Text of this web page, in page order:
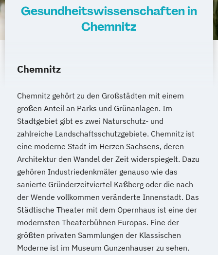
Gesundheitswissenschaften in
Chemnitz
Chemnitz
Chemnitz gehört zu den Großstädten mit einem
großen Anteil an Parks und Grünanlagen. Im
Stadtgebiet gibt es zwei Naturschutz- und
zahlreiche Landschaftsschutzgebiete. Chemnitz ist
eine moderne Stadt im Herzen Sachsens, deren
Architektur den Wandel der Zeit widerspiegelt. Dazu
gehören Industriedenkmäler genauso wie das
sanierte Gründerzeitviertel Kaßberg oder die nach
der Wende vollkommen veränderte Innenstadt. Das
Städtische Theater mit dem Opernhaus ist eine der
modernsten Theaterbühnen Europas. Eine der
größten privaten Sammlungen der Klassischen
Moderne ist im Museum Gunzenhauser zu sehen.